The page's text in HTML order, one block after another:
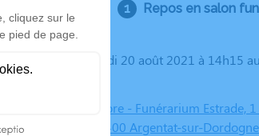
Repos en salon
Salon la Dore - Funérarium Estrade,
Gaulle, 19400 Argentat-sur-Dordogne